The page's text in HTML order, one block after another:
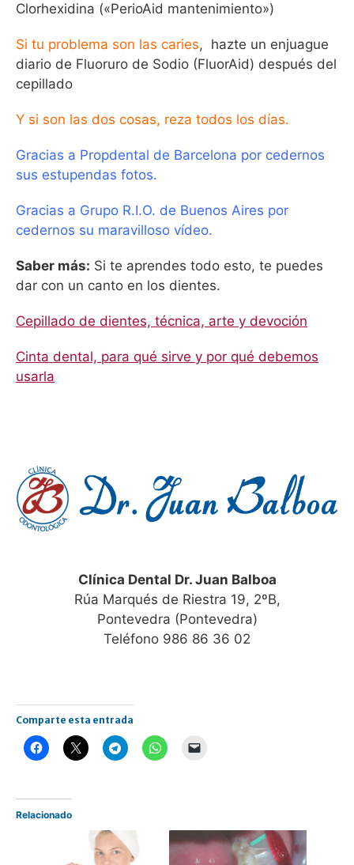
Clorhexidina («PerioAid mantenimiento»)
Si tu problema son las caries, hazte un enjuague
diario de Fluoruro de Sodio (FluorAid) después del
cepillado
Y si son las dos cosas, reza todos los días.
Gracias a Propdental de Barcelona por cedernos
sus estupendas fotos.
Gracias a Grupo R.I.O. de Buenos Aires por
cedernos su maravilloso vídeo.
Saber más: Si te aprendes todo esto, te puedes
dar con un canto en los dientes.
Cepillado de dientes, técnica, arte y devoción
Cinta dental, para qué sirve y por qué debemos
usarla
Clínica Dental Dr. Juan Balboa
Rúa Marqués de Riestra 19, 2ºB,
Pontevedra (Pontevedra)
Teléfono 986 86 36 02
Comparte esta entrada
Relacionado